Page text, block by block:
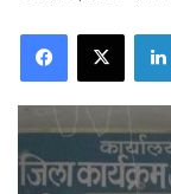
Facebook
X